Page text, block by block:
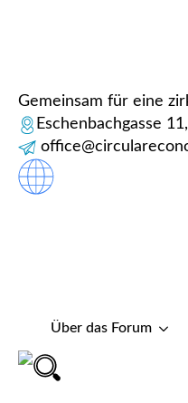
Gemeinsam für eine
Eschenbachgasse
Über das Forum